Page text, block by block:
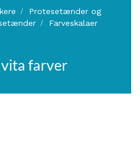
Protesetænder og
Farveskalaer
farver